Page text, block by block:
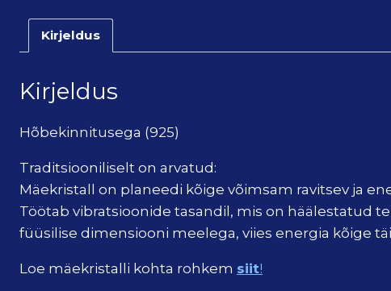
Kirjeldus
Kirjeldus
Hõbekinnitusega (925)
Traditsiooniliselt on arvatud:
Mäekristall on planeedi kõige võimsam ravitsev ja
Töötab vibratsioonide tasandil, mis on häälestatud
füüsilise dimensiooni meelega, viies energia kõige
Loe mäekristalli kohta rohkem siit!